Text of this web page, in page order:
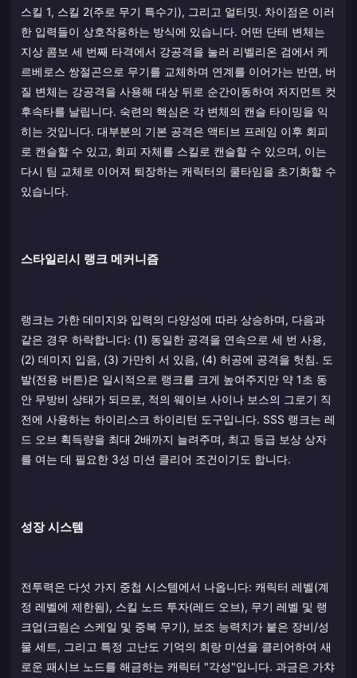
스킬 1, 스킬 2(주로 무기 특수기), 그리고 얼티밋. 차이점은 이러
한 입력들이 상호작용하는 방식에 있습니다. 어떤 단테 변체는
지상 콤보 세 번째 타격에서 강공격을 눌러 리벨리온 검에서 케
르베로스 쌍절곤으로 무기를 교체하며 연계를 이어가는 반면, 버
질 변체는 강공격을 사용해 대상 뒤로 순간이동하여 저지먼트 컷
후속타를 날립니다. 숙련의 핵심은 각 변체의 캔슬 타이밍을 익
히는 것입니다. 대부분의 기본 공격은 액티브 프레임 이후 회피
로 캔슬할 수 있고, 회피 자체를 스킬로 캔슬할 수 있으며, 이는
다시 팀 교체로 이어져 퇴장하는 캐릭터의 쿨타임을 초기화할 수
있습니다.
스타일리시 랭크 메커니즘
랭크는 가한 데미지와 입력의 다양성에 따라 상승하며, 다음과
같은 경우 하락합니다: (1) 동일한 공격을 연속으로 세 번 사용,
(2) 데미지 입음, (3) 가만히 서 있음, (4) 허공에 공격을 헛침. 도
발(전용 버튼)은 일시적으로 랭크를 크게 높여주지만 약 1초 동
안 무방비 상태가 되므로, 적의 웨이브 사이나 보스의 그로기 직
전에 사용하는 하이리스크 하이리턴 도구입니다. SSS 랭크는 레
드 오브 획득량을 최대 2배까지 늘려주며, 최고 등급 보상 상자
를 여는 데 필요한 3성 미션 클리어 조건이기도 합니다.
성장 시스템
전투력은 다섯 가지 중첩 시스템에서 나옵니다: 캐릭터 레벨(계
정 레벨에 제한됨), 스킬 노드 투자(레드 오브), 무기 레벨 및 랭
크업(크림슨 스케일 및 중복 무기), 보조 능력치가 붙은 장비/성
물 세트, 그리고 특정 고난도 기억의 회랑 미션을 클리어하여 새
로운 패시브 노드를 해금하는 캐릭터 "각성"입니다. 과금은 가챠